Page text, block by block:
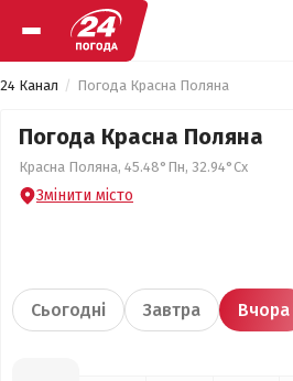
24 Канал Погода Красна Поляна
Погода Красна Поляна
Красна Поляна, 45.48°Пн, 32.94°Сх
Змінити місто
Сьогодні Завтра Вчора